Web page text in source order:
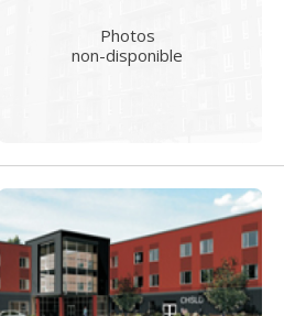
Photos
non-disponible